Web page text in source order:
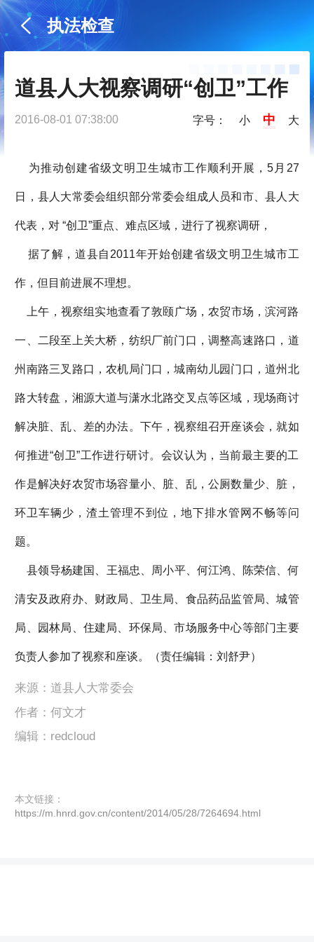
执法检查
道县人大视察调研“创卫”工作
2016-08-01 07:38:00 字号： 小 中 大
为推动创建省级文明卫生城市工作顺利开展，5月27
日，县人大常委会组织部分常委会组成人员和市、县人大
代表，对 “创卫”重点、难点区域，进行了视察调研，
据了解，道县自2011年开始创建省级文明卫生城市工
作，但目前进展不理想。
上午，视察组实地查看了敦颐广场，农贸市场，滨河路
一、二段至上关大桥，纺织厂前门口，调整高速路口，道
州南路三叉路口，农机局门口，城南幼儿园门口，道州北
路大转盘，湘源大道与潇水北路交叉点等区域，现场商讨
解决脏、乱、差的办法。下午，视察组召开座谈会，就如
何推进“创卫”工作进行研讨。会议认为，当前最主要的工
作是解决好农贸市场容量小、脏、乱，公厕数量少、脏，
环卫车辆少，渣土管理不到位，地下排水管网不畅等问
题。
县领导杨建国、王福忠、周小平、何江鸿、陈荣信、何
清安及政府办、财政局、卫生局、食品药品监管局、城管
局、园林局、住建局、环保局、市场服务中心等部门主要
负责人参加了视察和座谈。（责任编辑：刘舒尹）
来源：道县人大常委会
作者：何文才
编辑：redcloud
本文链接：
https://m.hnrd.gov.cn/content/2014/05/28/7264694.html